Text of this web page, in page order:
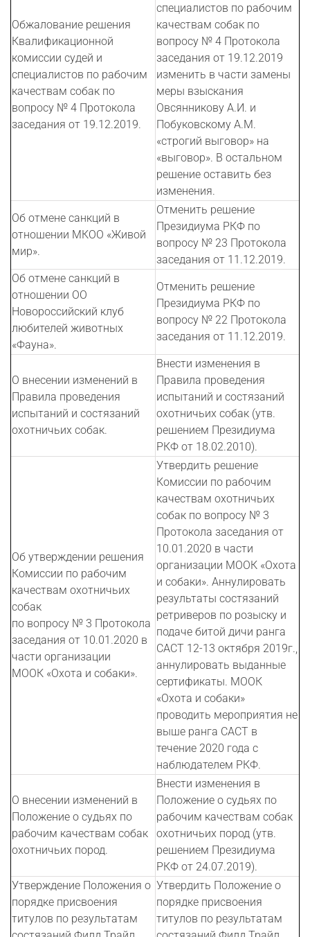
Обжалование решения
Квалификационной
комиссии судей и
специалистов по рабочим
качествам собак по
вопросу № 4 Протокола
заседания от 19.12.2019.
специалистов по рабочим
качествам собак по
вопросу № 4 Протокола
заседания от 19.12.2019
изменить в части замены
меры взыскания
Овсянникову А.И. и
Побуковскому А.М.
«строгий выговор» на
«выговор». В остальном
решение оставить без
изменения.
Об отмене санкций в
отношении МКОО «Живой
мир».
Отменить решение
Президиума РКФ по
вопросу № 23 Протокола
заседания от 11.12.2019.
Об отмене санкций в
отношении ОО
Новороссийский клуб
любителей животных
«Фауна».
Отменить решение
Президиума РКФ по
вопросу № 22 Протокола
заседания от 11.12.2019.
О внесении изменений в
Правила проведения
испытаний и состязаний
охотничьих собак.
Внести изменения в
Правила проведения
испытаний и состязаний
охотничьих собак (утв.
решением Президиума
РКФ от 18.02.2010).
Об утверждении решения
Комиссии по рабочим
качествам охотничьих
собак
по вопросу № 3 Протокола
заседания от 10.01.2020 в
части организации
МООК «Охота и собаки».
Утвердить решение
Комиссии по рабочим
качествам охотничьих
собак по вопросу № 3
Протокола заседания от
10.01.2020 в части
организации МООК «Охота
и собаки». Аннулировать
результаты состязаний
ретриверов по розыску и
подаче битой дичи ранга
CACT 12-13 октября 2019г.,
аннулировать выданные
сертификаты. МООК
«Охота и собаки»
проводить мероприятия не
выше ранга CACT в
течение 2020 года с
наблюдателем РКФ.
О внесении изменений в
Положение о судьях по
рабочим качествам собак
охотничьих пород.
Внести изменения в
Положение о судьях по
рабочим качествам собак
охотничьих пород (утв.
решением Президиума
РКФ от 24.07.2019).
Утверждение Положения о
порядке присвоения
титулов по результатам
Утвердить Положение о
порядке присвоения
титулов по результатам